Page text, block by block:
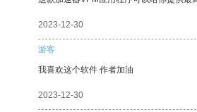
2023-12-30
游客
我喜欢这个软件 作者加油
2023-12-30